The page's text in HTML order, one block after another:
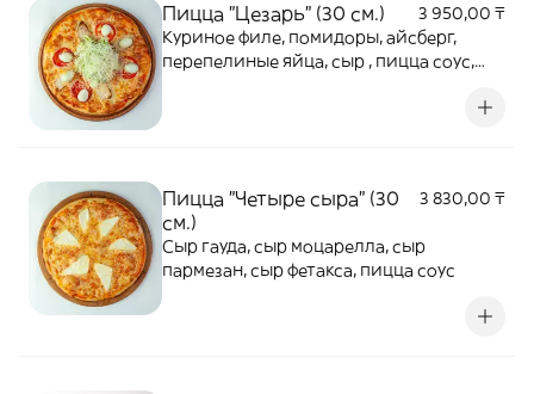
Пицца "Цезарь" (30 см.)
3 950,00 ₸
Куриное филе, помидоры, айсберг,
перепелиные яйца, сыр , пицца соус,
Пицца "Четыре сыра" (30
см.)
3 830,00 ₸
Сыр гауда, сыр моцарелла, сыр
пармезан, сыр фетакса, пицца соус